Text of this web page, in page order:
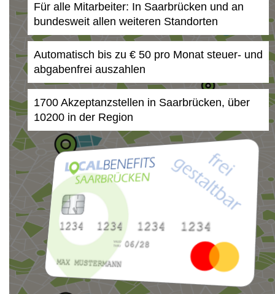
Für alle Mitarbeiter: In Saarbrücken und an
bundesweit allen weiteren Standorten
Automatisch bis zu € 50 pro Monat steuer- und
abgabenfrei auszahlen
1700 Akzeptanzstellen in Saarbrücken, über
10200 in der Region